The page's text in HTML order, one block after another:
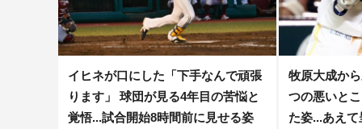
イヒネが口にした「下手なんで頑張
ります」 球団が見る4年目の苦悩と
覚悟...試合開始8時間前に見せる姿
牧原大成か
つの悪いと
た姿...あえ